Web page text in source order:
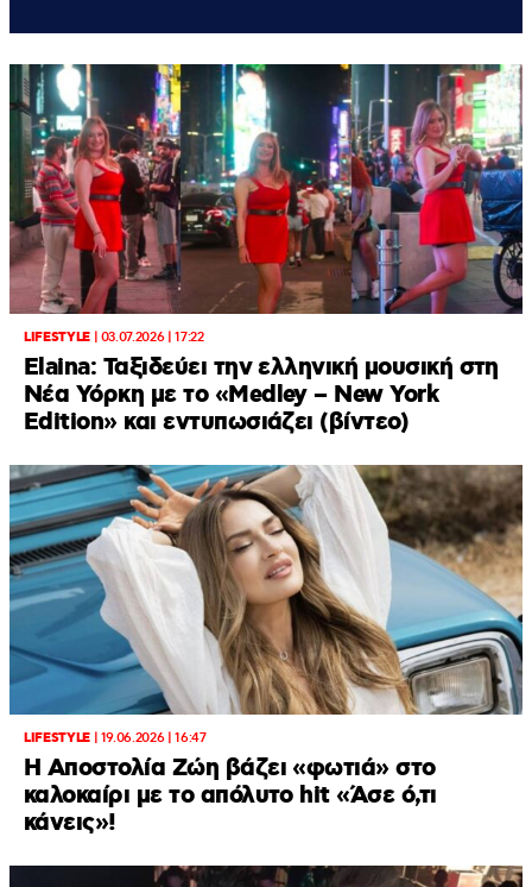
LIFESTYLE| 03.07.2026 | 17:22
Elaina: Ταξιδεύει την ελληνική μουσική στη
Νέα Υόρκη με το «Medley – New York
Edition» και εντυπωσιάζει (βίντεο)
LIFESTYLE| 19.06.2026 | 16:47
Η Αποστολία Ζώη βάζει «φωτιά» στο
καλοκαίρι με το απόλυτο hit «Άσε ό,τι
κάνεις»!